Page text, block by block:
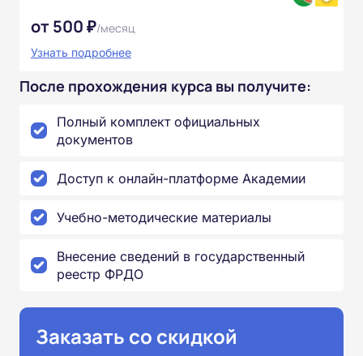
от 500 ₽/месяц
Узнать подробнее
После прохождения курса вы получите:
Полный комплект официальных
документов
Доступ к онлайн-платформе Академии
Учебно-методические материалы
Внесение сведений в государственный
реестр ФРДО
Заказать со скидкой